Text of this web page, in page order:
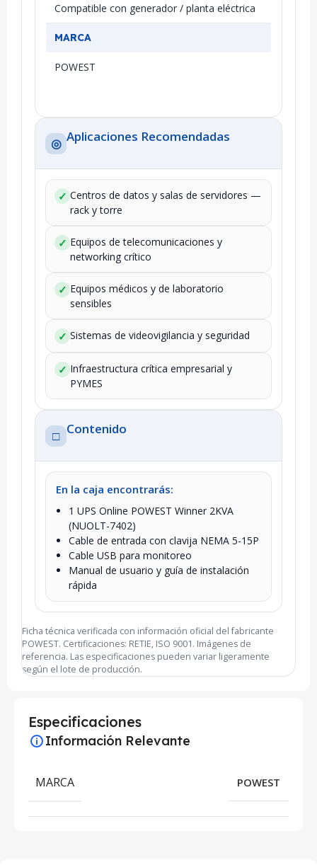
Compatible con generador / planta eléctrica
MARCA
POWEST
◎ Aplicaciones Recomendadas
✓ Centros de datos y salas de servidores —
rack y torre
✓ Equipos de telecomunicaciones y
networking crítico
✓ Equipos médicos y de laboratorio
sensibles
✓ Sistemas de videovigilancia y seguridad
✓ Infraestructura crítica empresarial y
PYMES
□ Contenido
En la caja encontrarás:
1 UPS Online POWEST Winner 2KVA
(NUOLT-7402)
Cable de entrada con clavija NEMA 5-15P
Cable USB para monitoreo
Manual de usuario y guía de instalación
rápida
Ficha técnica verificada con información oficial del fabricante
POWEST. Certificaciones: RETIE, ISO 9001. Imágenes de
referencia. Las especificaciones pueden variar ligeramente
según el lote de producción.
Especificaciones
Información Relevante
MARCA POWEST